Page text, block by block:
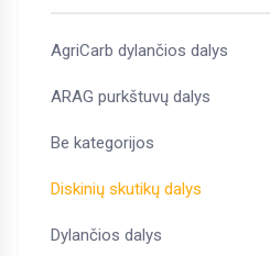
AgriCarb dylančios dalys
ARAG purkštuvų dalys
Be kategorijos
Diskinių skutikų dalys
Dylančios dalys